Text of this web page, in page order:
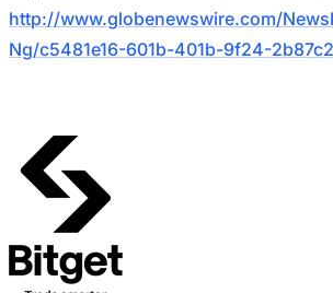
http://www.globenewswire.com/
Ng/c5481e16-601b-401b-9f24-